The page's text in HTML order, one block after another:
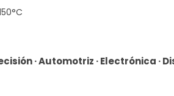
· Automotriz · Electrónica ·